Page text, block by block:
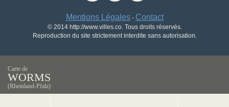
Mentions Légales- Contact
© 2014 http://www.villes.co. Tous droits réservés.
Reproduction du site strictement interdite sans autorisation.
Carte de
WORMS
(Rheinland-Pfalz)